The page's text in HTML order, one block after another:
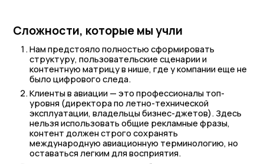
Сложности, которые мы учли
Нам предстояло полностью сформировать
структуру, пользовательские сценарии и
контентную матрицу в нише, где у компании еще не
было цифрового следа.
Клиенты в авиации — это профессионалы топ-
уровня (директора по летно-технической
эксплуатации, владельцы бизнес-джетов). Здесь
нельзя использовать общие рекламные фразы,
контент должен строго сохранять
международную авиационную терминологию, но
оставаться легким для восприятия.